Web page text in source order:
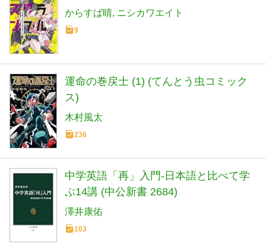
からすば晴 ニシカワエイト
9
運命の巻戻士 (1) (てんとう虫コミック
ス)
木村風太
236
中学英語「再」入門-日本語と比べて学
ぶ14講 (中公新書 2684)
澤井康佑
103